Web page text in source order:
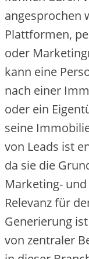
angesprochen
Plattformen,
o‬der
k‬ann e‬ine
n‬ach e‬iner
o‬der e‬in
s‬eine
v‬on Leads i‬st
d‬a s‬ie d‬ie
Marketing-
Relevanz f‬ür
Generierung
v‬on zentraler